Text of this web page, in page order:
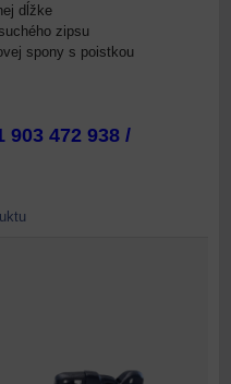
dĺžke
zipsu
spony s poistkou
472 938 /